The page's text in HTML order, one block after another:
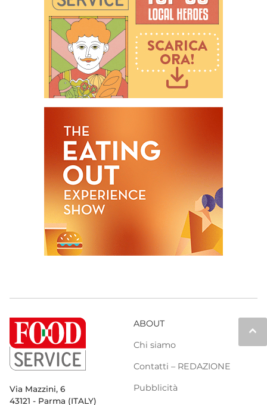
keyboard_arrow_up
Via Mazzini, 6
43121 - Parma (ITALY)
ABOUT
Chi siamo
Contatti – REDAZIONE
Pubblicità